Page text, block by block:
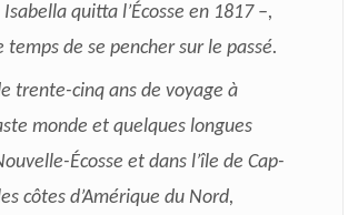
quitta l’Écosse en 1817 –,
de se pencher sur le passé.
trente-cinq ans de voyage à
monde et quelques longues
Écosse et dans l’île de Cap-
côtes d’Amérique du Nord,